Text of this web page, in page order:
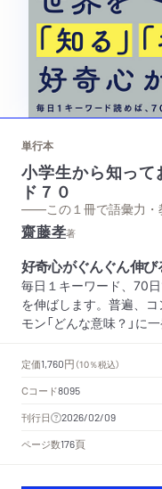
単行本
小学生から知っ
ド７０
——この１冊で語彙力・
齋藤孝著
好奇心がぐんぐん伸び
毎日１キーワード、70日
を伸ばします。普遍、
モン「どんな意味？」に
定価1,760円 （10％税込）
Cコード8095
刊行日
2026/02/09
ページ数176頁